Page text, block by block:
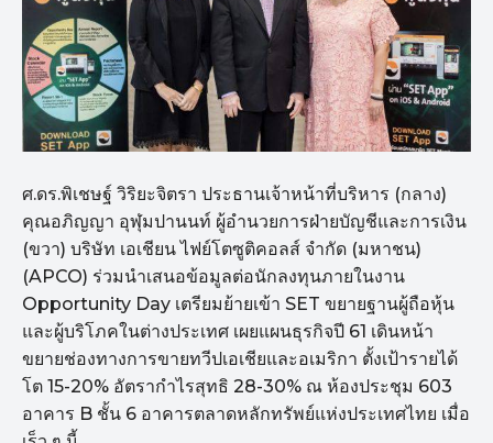
ศ.ดร.พิเชษฐ์ วิริยะจิตรา ประธานเจ้าหน้าที่บริหาร (กลาง)
คุณอภิญญา อุฬุมปานนท์ ผู้อำนวยการฝ่ายบัญชีและการเงิน
(ขวา) บริษัท เอเชียน ไฟย์โตซูติคอลส์ จำกัด (มหาชน)
(APCO) ร่วมนำเสนอข้อมูลต่อนักลงทุนภายในงาน
Opportunity Day เตรียมย้ายเข้า SET ขยายฐานผู้ถือหุ้น
และผู้บริโภคในต่างประเทศ เผยแผนธุรกิจปี 61 เดินหน้า
ขยายช่องทางการขายทวีปเอเชียและอเมริกา ตั้งเป้ารายได้
โต 15-20% อัตรากำไรสุทธิ 28-30% ณ ห้องประชุม 603
อาคาร B ชั้น 6 อาคารตลาดหลักทรัพย์แห่งประเทศไทย เมื่อ